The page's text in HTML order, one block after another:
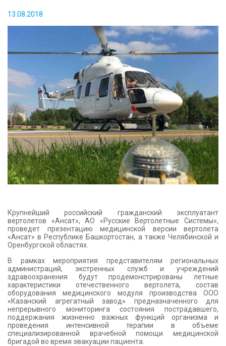
КОНТАКТЫ
13.08.2018
Крупнейший российский гражданский эксплуатант
вертолетов «Ансат», АО «Русские Вертолетные Системы»,
проведет презентацию медицинской версии вертолета
«Ансат» в Республике Башкортостан, а также Челябинской и
Оренбургской областях.
В рамках мероприятия представителям региональных
администраций, экстренных служб и учреждений
здравоохранения будут продемонстрированы летные
характеристики отечественного вертолета, состав
оборудования медицинского модуля производства ООО
«Казанский агрегатный завод» предназначенного для
непрерывного мониторинга состояния пострадавшего,
поддержания жизненно важных функций организма и
проведения интенсивной терапии в объеме
специализированной врачебной помощи медицинской
бригадой во время эвакуации пациента.